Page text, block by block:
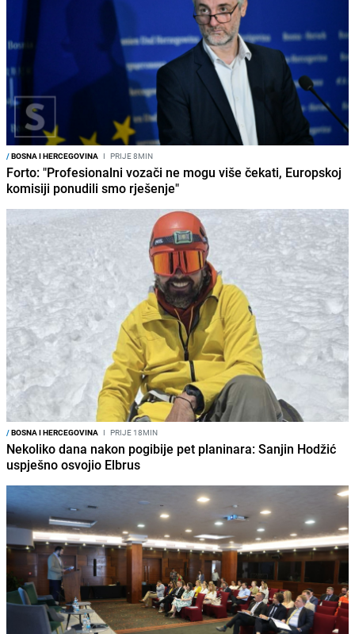
/BOSNA I HERCEGOVINA I PRIJE 8MIN
Forto: "Profesionalni vozači ne mogu više čekati, Europskoj
komisiji ponudili smo rješenje"
/BOSNA I HERCEGOVINA I PRIJE 18MIN
Nekoliko dana nakon pogibije pet planinara: Sanjin Hodžić
uspješno osvojio Elbrus